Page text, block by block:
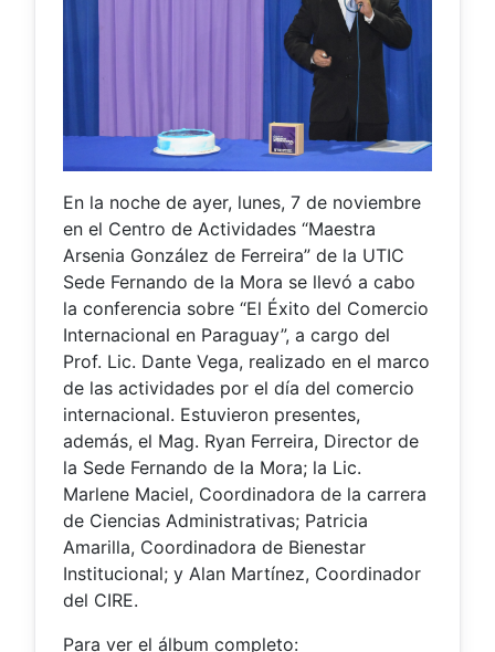
En la noche de ayer, lunes, 7 de noviembre
en el Centro de Actividades “Maestra
Arsenia González de Ferreira” de la UTIC
Sede Fernando de la Mora se llevó a cabo
la conferencia sobre “El Éxito del Comercio
Internacional en Paraguay”, a cargo del
Prof. Lic. Dante Vega, realizado en el marco
de las actividades por el día del comercio
internacional. Estuvieron presentes,
además, el Mag. Ryan Ferreira, Director de
la Sede Fernando de la Mora; la Lic.
Marlene Maciel, Coordinadora de la carrera
de Ciencias Administrativas; Patricia
Amarilla, Coordinadora de Bienestar
Institucional; y Alan Martínez, Coordinador
del CIRE.
Para ver el álbum completo: